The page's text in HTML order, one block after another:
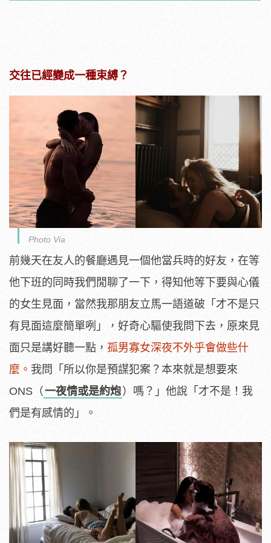
交往已經變成一種束縛？
Photo Via
前幾天在友人的餐廳遇見一個他當兵時的好友，在等
他下班的同時我們閒聊了一下，得知他等下要與心儀
的女生見面，當然我那朋友立馬一語道破「才不是只
有見面這麼簡單咧」，好奇心驅使我問下去，原來見
面只是講好聽一點， 孤男寡女深夜不外乎會做些什
麼。 我問「所以你是預謀犯案？本來就是想要來
ONS（一夜情或是約炮）嗎？」他說「才不是！我
們是有感情的」。